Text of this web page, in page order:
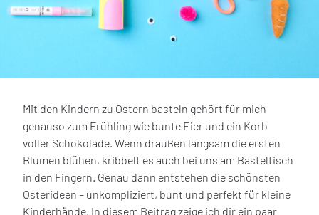
Mit den Kindern zu Ostern basteln gehört für mich
genauso zum Frühling wie bunte Eier und ein Korb
voller Schokolade. Wenn draußen langsam die ersten
Blumen blühen, kribbelt es auch bei uns am Basteltisch
in den Fingern. Genau dann entstehen die schönsten
Osterideen – unkompliziert, bunt und perfekt für kleine
Kinderhände. In diesem Beitrag zeige ich dir ein paar